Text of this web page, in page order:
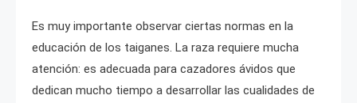
Es muy importante observar ciertas normas en la
educación de los taiganes. La raza requiere mucha
atención: es adecuada para cazadores ávidos que
dedican mucho tiempo a desarrollar las cualidades de